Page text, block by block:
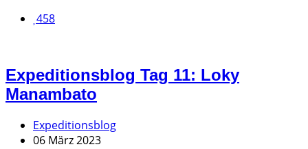
458
Expeditionsblog Tag 11: Loky
Manambato
Expeditionsblog
06 März 2023